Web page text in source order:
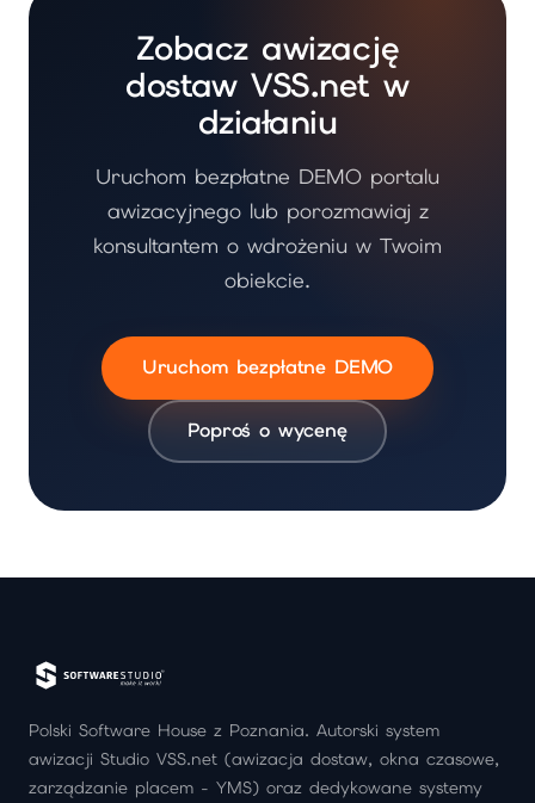
Zobacz awizację
dostaw VSS.net w
działaniu
Uruchom bezpłatne DEMO portalu
awizacyjnego lub porozmawiaj z
konsultantem o wdrożeniu w Twoim
obiekcie.
Uruchom bezpłatne DEMO
Poproś o wycenę
Polski Software House z Poznania. Autorski system
awizacji Studio VSS.net (awizacja dostaw, okna czasowe,
zarządzanie placem - YMS) oraz dedykowane systemy